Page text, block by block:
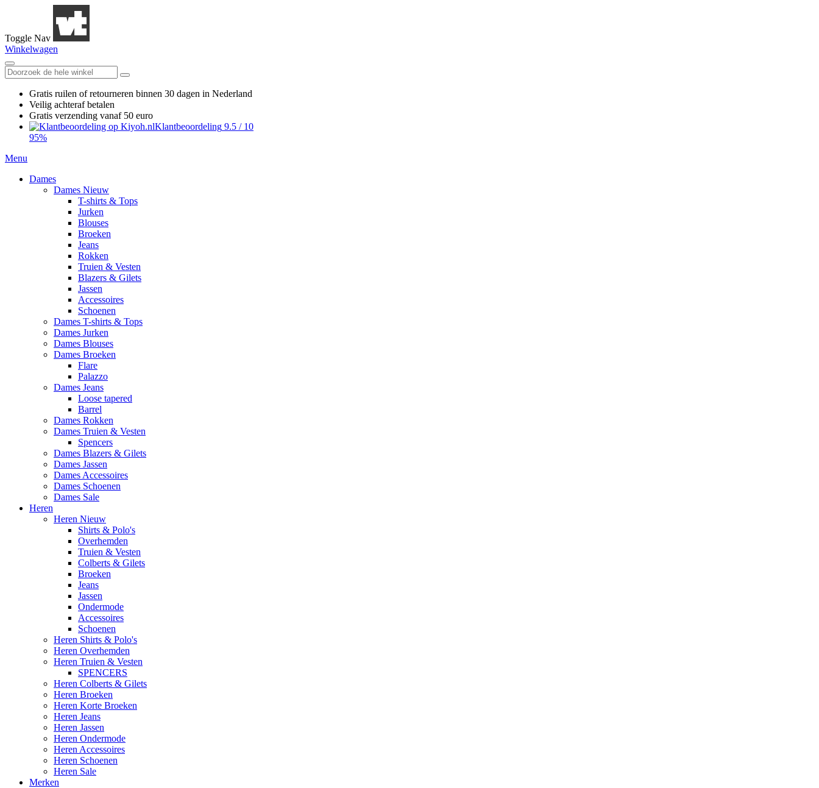
Toggle Nav
Winkelwagen
Gratis ruilen of retourneren binnen 30 dagen in Nederland
Veilig achteraf betalen
Gratis verzending vanaf 50 euro
Klantbeoordeling 9.5 / 10
95%
Menu
Dames
Dames Nieuw
T-shirts & Tops
Jurken
Blouses
Broeken
Jeans
Rokken
Truien & Vesten
Blazers & Gilets
Jassen
Accessoires
Schoenen
Dames T-shirts & Tops
Dames Jurken
Dames Blouses
Dames Broeken
Flare
Palazzo
Dames Jeans
Loose tapered
Barrel
Dames Rokken
Dames Truien & Vesten
Spencers
Dames Blazers & Gilets
Dames Jassen
Dames Accessoires
Dames Schoenen
Dames Sale
Heren
Heren Nieuw
Shirts & Polo's
Overhemden
Truien & Vesten
Colberts & Gilets
Broeken
Jeans
Jassen
Ondermode
Accessoires
Schoenen
Heren Shirts & Polo's
Heren Overhemden
Heren Truien & Vesten
SPENCERS
Heren Colberts & Gilets
Heren Broeken
Heren Korte Broeken
Heren Jeans
Heren Jassen
Heren Ondermode
Heren Accessoires
Heren Schoenen
Heren Sale
Merken